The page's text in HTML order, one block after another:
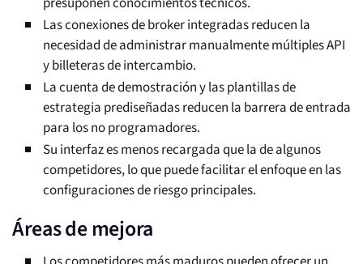
Las conexiones de broker integradas reducen la
necesidad de administrar manualmente múltiples API
y billeteras de intercambio.
La cuenta de demostración y las plantillas de
estrategia prediseñadas reducen la barrera de entrada
para los no programadores.
Su interfaz es menos recargada que la de algunos
competidores, lo que puede facilitar el enfoque en las
configuraciones de riesgo principales.
Áreas de mejora